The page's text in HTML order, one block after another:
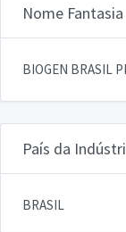
Nome Fantasia
BIOGEN BRASIL
País da
BRASIL